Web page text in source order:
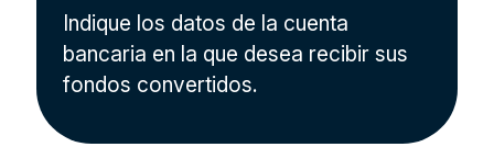
Indique los datos de la cuenta
bancaria en la que desea recibir sus
fondos convertidos.